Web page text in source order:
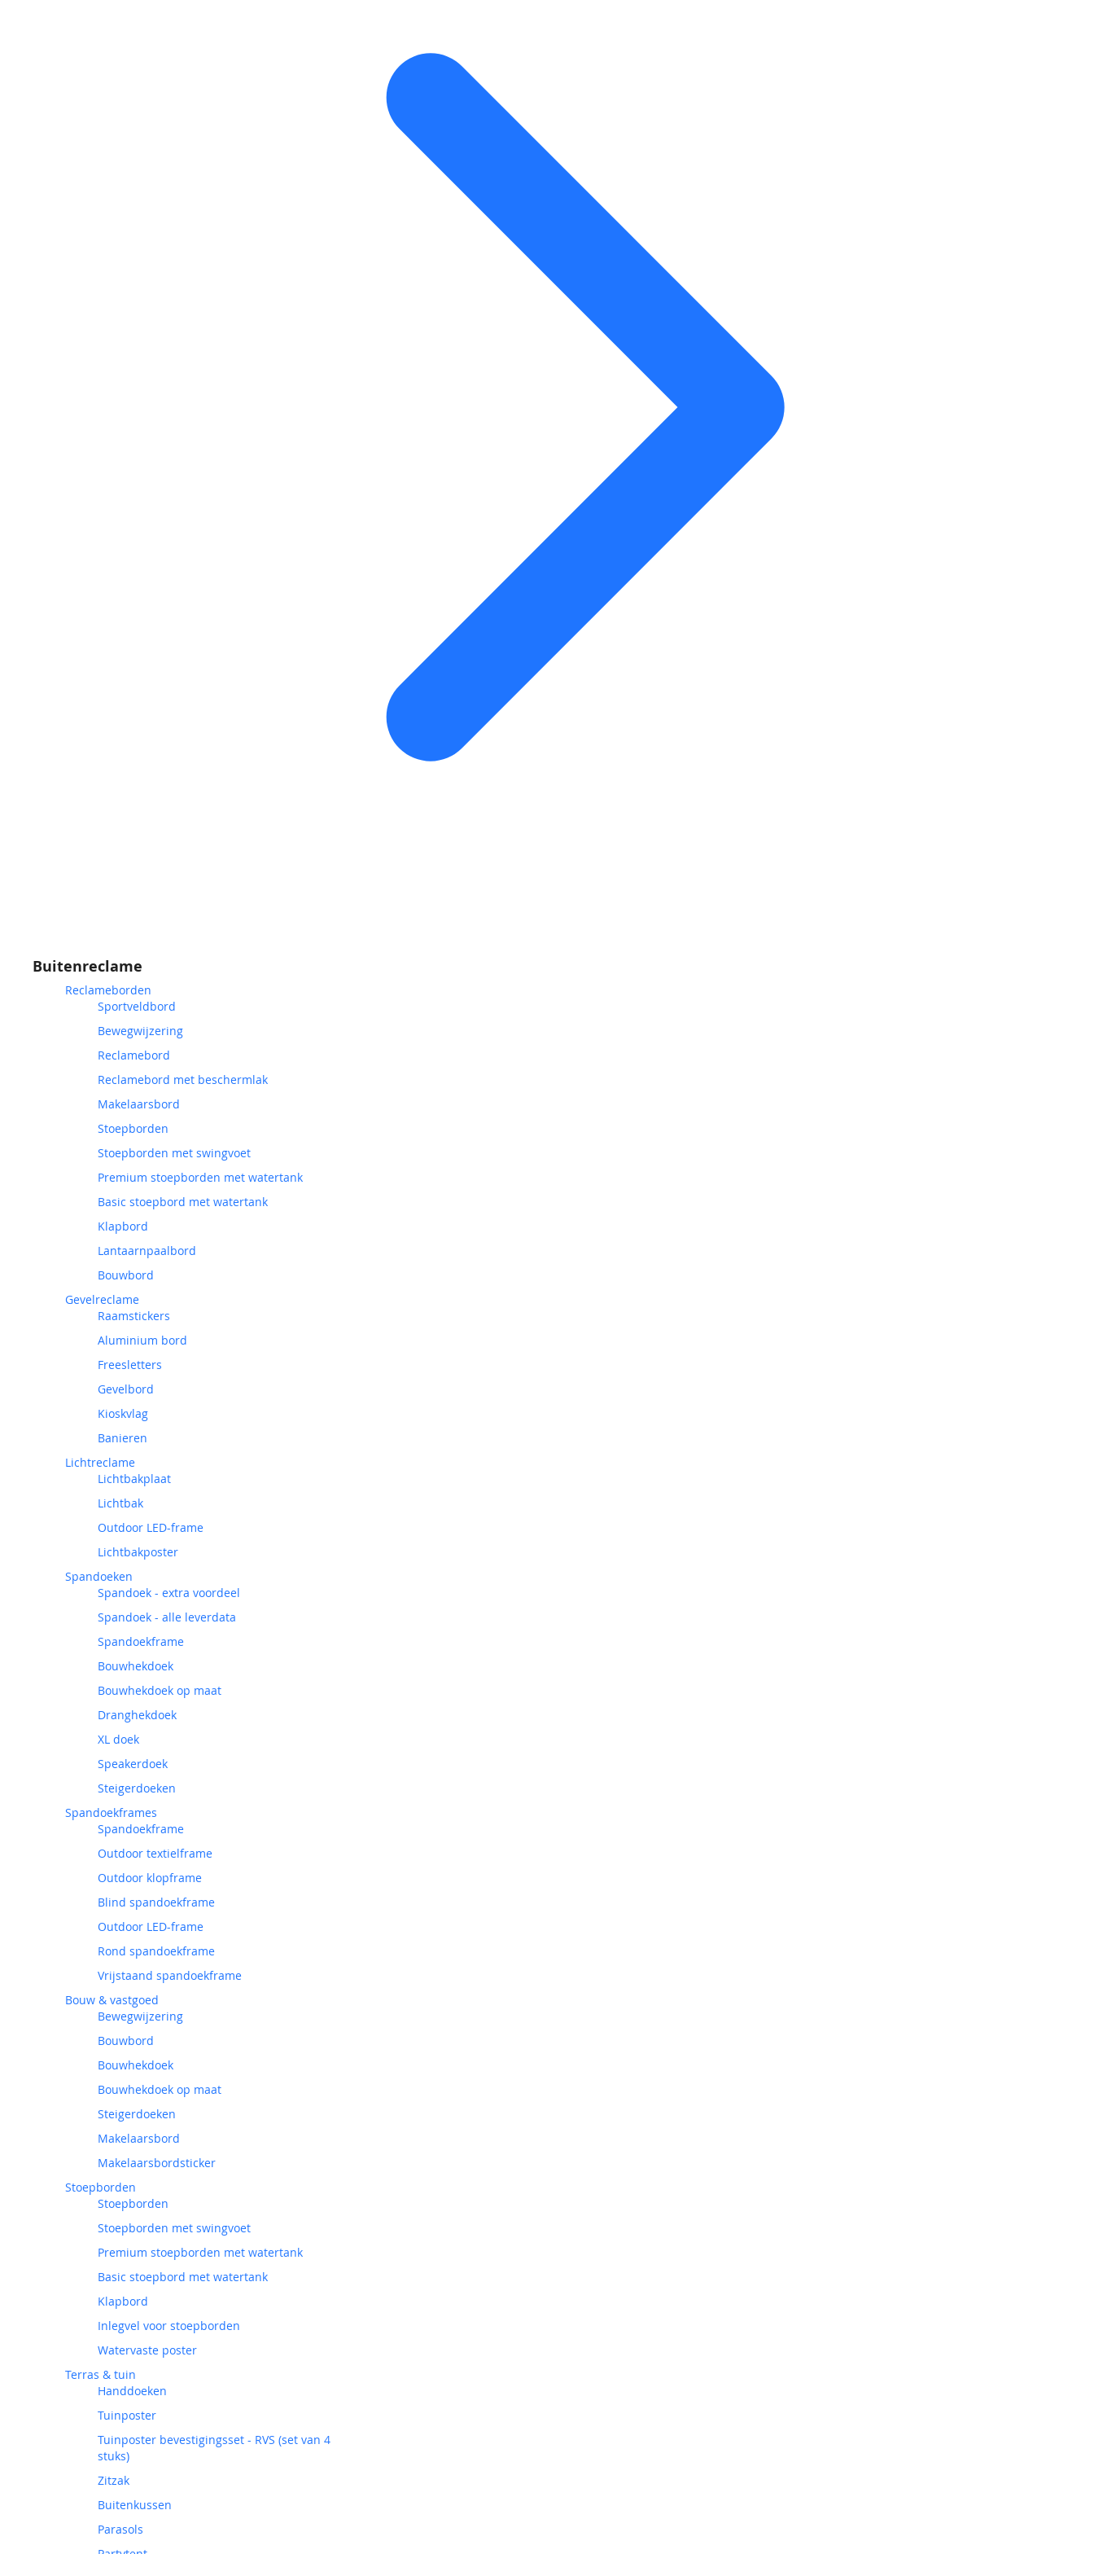
Buitenreclame
Reclameborden
Sportveldbord
Bewegwijzering
Reclamebord
Reclamebord met beschermlak
Makelaarsbord
Stoepborden
Stoepborden met swingvoet
Premium stoepborden met watertank
Basic stoepbord met watertank
Klapbord
Lantaarnpaalbord
Bouwbord
Gevelreclame
Raamstickers
Aluminium bord
Freesletters
Gevelbord
Kioskvlag
Banieren
Lichtreclame
Lichtbakplaat
Lichtbak
Outdoor LED-frame
Lichtbakposter
Spandoeken
Spandoek - extra voordeel
Spandoek - alle leverdata
Spandoekframe
Bouwhekdoek
Bouwhekdoek op maat
Dranghekdoek
XL doek
Speakerdoek
Steigerdoeken
Spandoekframes
Spandoekframe
Outdoor textielframe
Outdoor klopframe
Blind spandoekframe
Outdoor LED-frame
Rond spandoekframe
Vrijstaand spandoekframe
Bouw & vastgoed
Bewegwijzering
Bouwbord
Bouwhekdoek
Bouwhekdoek op maat
Steigerdoeken
Makelaarsbord
Makelaarsbordsticker
Stoepborden
Stoepborden
Stoepborden met swingvoet
Premium stoepborden met watertank
Basic stoepbord met watertank
Klapbord
Inlegvel voor stoepborden
Watervaste poster
Terras & tuin
Handdoeken
Tuinposter
Tuinposter bevestigingsset - RVS (set van 4
stuks)
Zitzak
Buitenkussen
Parasols